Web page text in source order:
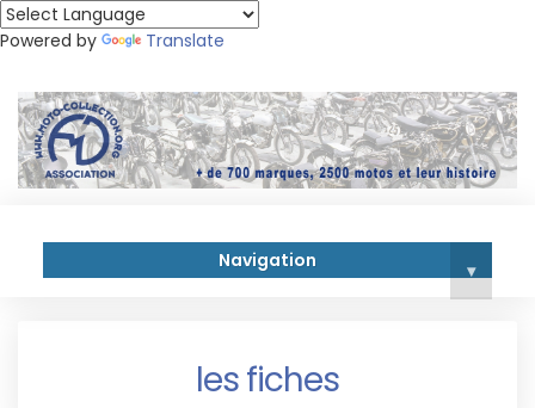
Powered by Translate
Navigation ▾
les fiches